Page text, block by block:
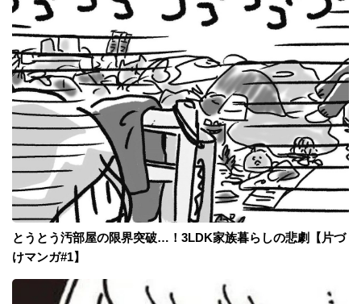
とうとう汚部屋の限界突破…！3LDK家族暮らしの悲劇【片づ
けマンガ#1】